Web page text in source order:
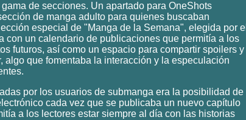
de secciones. Un apartado para OneShots
de manga adulto para quienes buscaban
especial de "Manga de la Semana", elegida por el
con un calendario de publicaciones que permitía a los
futuros, así como un espacio para compartir spoilers y
algo que fomentaba la interacción y la especulación
por los usuarios de submanga era la posibilidad de
cada vez que se publicaba un nuevo capítulo
a los lectores estar siempre al día con las historias